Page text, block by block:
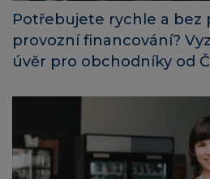
Potřebujete rychle a bez
provozní financování?
úvěr pro obchodníky od